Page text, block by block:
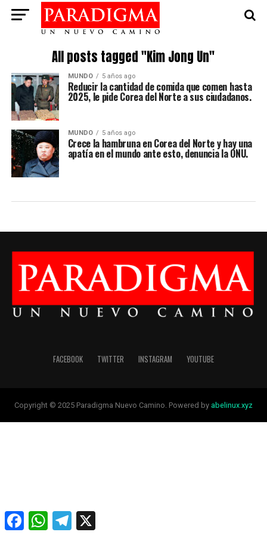
All posts tagged "Kim Jong Un"
MUNDO 5 años ago
Reducir la cantidad de comida que comen hasta
2025, le pide Corea del Norte a sus ciudadanos.
MUNDO 5 años ago
Crece la hambruna en Corea del Norte y hay una
apatía en el mundo ante esto, denuncia la ONU.
FACEBOOK TWITTER INSTAGRAM YOUTUBE
Copyright © 2025 Paradigma Nuevo Camino. Powered by abelinux.xyz
FacebookWhatsAppTelegram